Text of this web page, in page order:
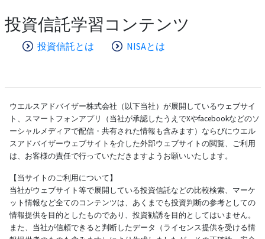
投資信託学習コンテンツ
投資信託とは NISAとは
ウエルスアドバイザー株式会社（以下当社）が展開しているウェブサイ
ト、スマートフォンアプリ（当社が承認したうえでXやfacebookなどのソ
ーシャルメディアで配信・共有された情報も含みます）ならびにウエル
スアドバイザーウェブサイトを介した外部ウェブサイトの閲覧、ご利用
は、お客様の責任で行っていただきますようお願いいたします。
【当サイトのご利用について】
当社がウェブサイト等で展開している投資信託などの比較検索、マーケ
ット情報など全てのコンテンツは、あくまでも投資判断の参考としての
情報提供を目的としたものであり、投資勧誘を目的としてはいません。
また、当社が信頼できると判断したデータ（ライセンス提供を受ける情